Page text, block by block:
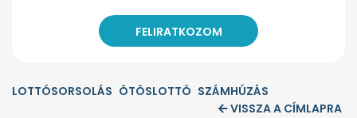
LOTTÓSORSOLÁS ÖTÖSLOTTÓ SZÁMHÚZÁS
VISSZA A CÍMLAPRA